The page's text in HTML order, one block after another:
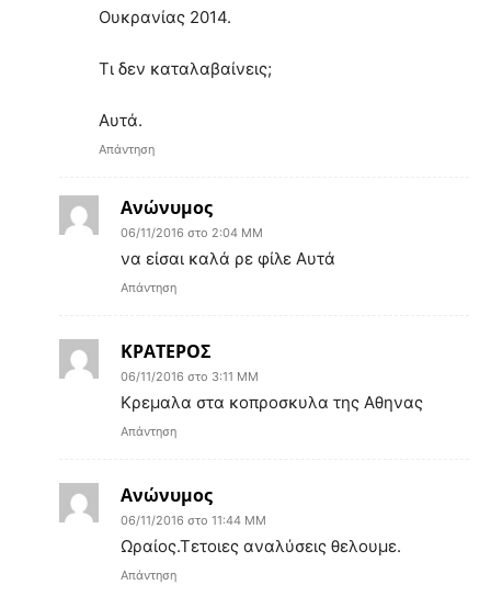
Ουκρανίας 2014.
Τι δεν καταλαβαίνεις;
Αυτά.
Απάντηση
Ανώνυμος
06/11/2016 στο 2:04 ΜΜ
να είσαι καλά ρε φίλε Αυτά
Απάντηση
ΚΡΑΤΕΡΟΣ
06/11/2016 στο 3:11 ΜΜ
Κρεμαλα στα κοπροσκυλα της Αθηνας
Απάντηση
Ανώνυμος
06/11/2016 στο 11:44 ΜΜ
Ωραίος.Τετοιες αναλύσεις θελουμε.
Απάντηση